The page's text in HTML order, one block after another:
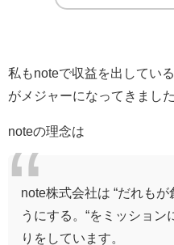
私もnoteで収益を出してい
がメジャーになってきました
noteの理念は
note株式会社は “だれも
うにする。“をミッション
りをしています。